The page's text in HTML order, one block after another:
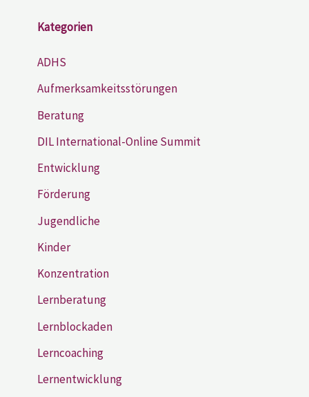
Kategorien
ADHS
Aufmerksamkeitsstörungen
Beratung
DIL International-Online Summit
Entwicklung
Förderung
Jugendliche
Kinder
Konzentration
Lernberatung
Lernblockaden
Lerncoaching
Lernentwicklung